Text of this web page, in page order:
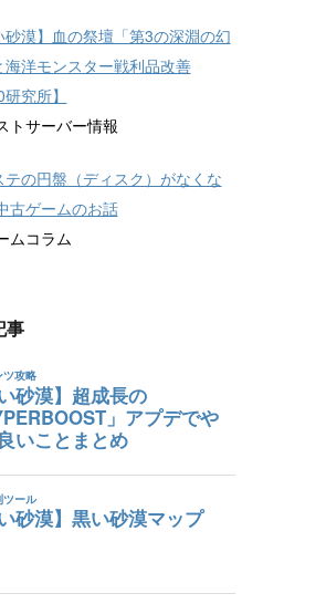
砂漠】血の祭壇「第3の深淵の幻
海洋モンスター戦利品改善
研究所】
トサーバー情報
テの円盤（ディスク）がなくな
古ゲームのお話
ムコラム
事